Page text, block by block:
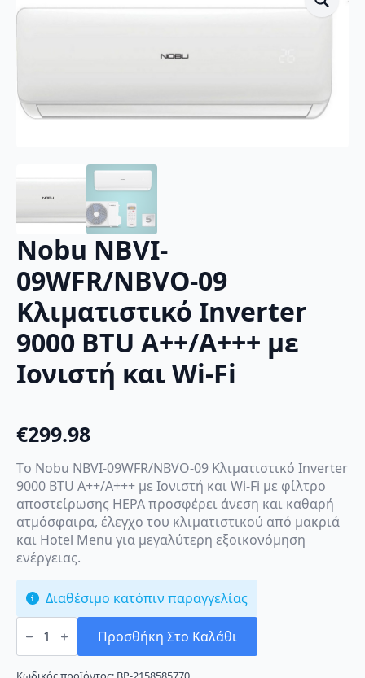
Nobu NBVI-
09WFR/NBVO-09
Κλιματιστικό Inverter
9000 BTU A++/A+++ με
Ιονιστή και Wi-Fi
€299.98
Tο Nobu NBVI-09WFR/NBVO-09 Κλιματιστικό Inverter
9000 BTU A++/A+++ με Ιονιστή και Wi-Fi με φίλτρο
αποστείρωσης HEPA προσφέρει άνεση και καθαρή
ατμόσφαιρα, έλεγχο του κλιματιστικού από μακριά
και Hotel Menu για μεγαλύτερη εξοικονόμηση
ενέργειας.
Διαθέσιμο κατόπιν παραγγελίας
Nobu
NBVI-
09
Προσθήκη Στο Καλάθι